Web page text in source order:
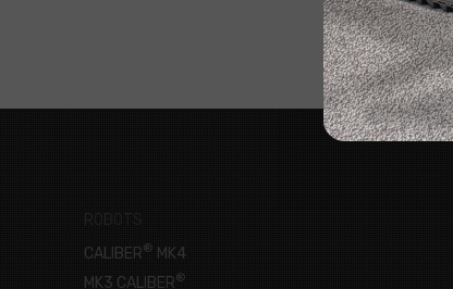
ROBOTS
CALIBER® MK4
MK3 CALIBER®